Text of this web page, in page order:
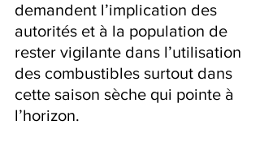
demandent l’implication des
autorités et à la population de
rester vigilante dans l’utilisation
des combustibles surtout dans
cette saison sèche qui pointe à
l’horizon.